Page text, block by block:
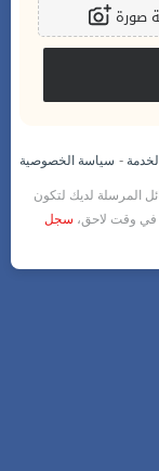
صورة
- سياسة الخصوصية
المرسلة لديك لتكون
في وقت لاحق، سجل